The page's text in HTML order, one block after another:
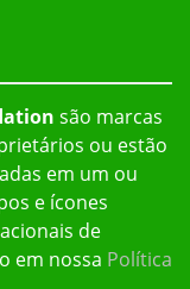
são marcas
ou estão
em um ou
e ícones
de
em nossa Política